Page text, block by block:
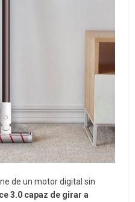
de un motor digital sin
3.0 capaz de girar a